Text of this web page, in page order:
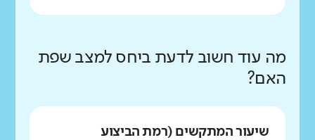
מה עוד חשוב לדעת ביחס למצב שפת
האם?
שיעור המתקשים (רמת הביצוע